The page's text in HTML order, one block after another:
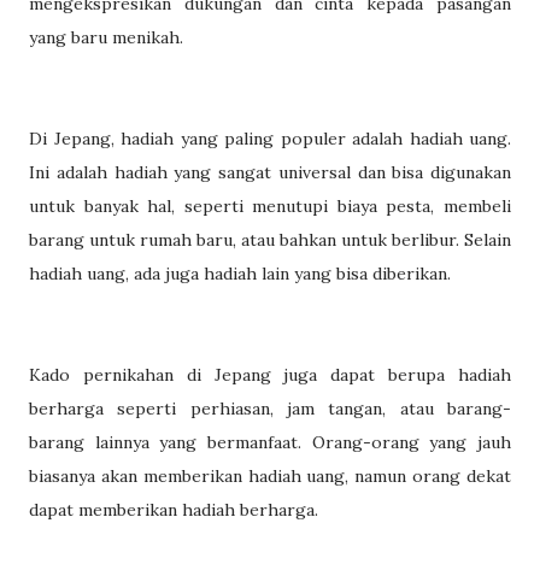
yang baru menikah.
Di Jepang, hadiah yang paling populer adalah hadiah uang.
Ini adalah hadiah yang sangat universal dan bisa digunakan
untuk banyak hal, seperti menutupi biaya pesta, membeli
barang untuk rumah baru, atau bahkan untuk berlibur. Selain
hadiah uang, ada juga hadiah lain yang bisa diberikan.
Kado pernikahan di Jepang juga dapat berupa hadiah
berharga seperti perhiasan, jam tangan, atau barang-
barang lainnya yang bermanfaat. Orang-orang yang jauh
biasanya akan memberikan hadiah uang, namun orang dekat
dapat memberikan hadiah berharga.